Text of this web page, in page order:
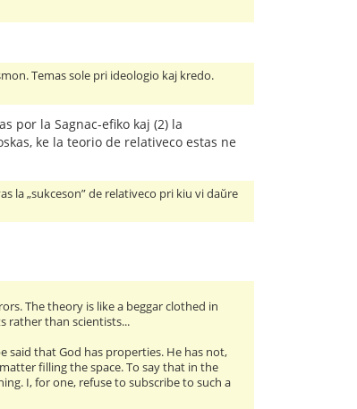
Temas sole pri ideologio kaj kredo.
por la Sagnac-efiko kaj (2) la
ke la teorio de relativeco estas ne
la „sukceson” de relativeco pri kiu vi daŭre
The theory is like a beggar clothed in
rather than scientists...
said that God has properties. He has not,
filling the space. To say that in the
I, for one, refuse to subscribe to such a